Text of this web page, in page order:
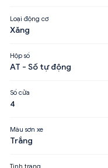
Loại động cơ
Xăng
Hộp số
AT - Số tự động
Số cửa
4
Màu sơn xe
Trắng
Tình trạng